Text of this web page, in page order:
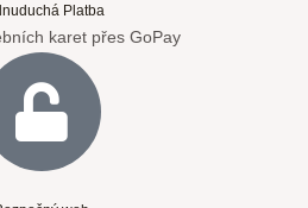
Platba
karet přes GoPay